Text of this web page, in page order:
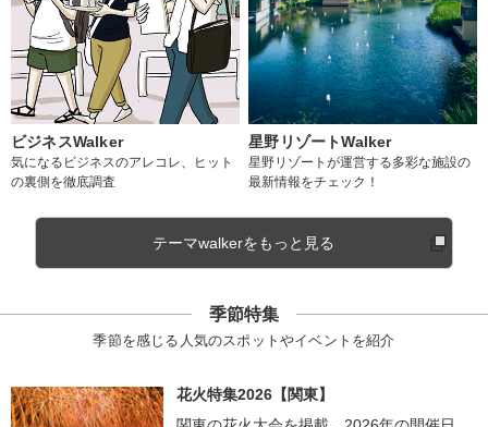
ビジネスWalker
気になるビジネスのアレコレ、ヒット
の裏側を徹底調査
星野リゾートWalker
星野リゾートが運営する多彩な施設の
最新情報をチェック！
テーマwalkerをもっと見る
季節特集
季節を感じる人気のスポットやイベントを紹介
花火特集2026【関東】